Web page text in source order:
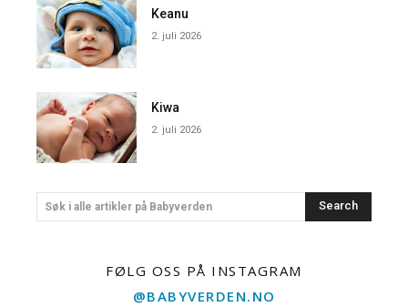
Keanu
2. juli 2026
Kiwa
2. juli 2026
Søk i alle artikler på Babyverden Search
FØLG OSS PÅ INSTAGRAM
@BABYVERDEN.NO